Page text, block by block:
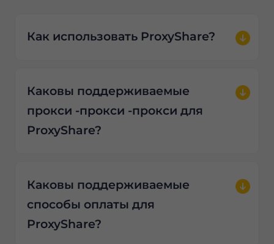
Как использовать ProxyShare?
Каковы поддерживаемые
прокси -прокси -прокси для
ProxyShare?
Каковы поддерживаемые
способы оплаты для
ProxyShare?